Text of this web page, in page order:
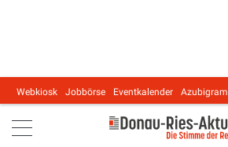
Main navigation
Webkiosk Jobbörse Eventkalender Azubigram